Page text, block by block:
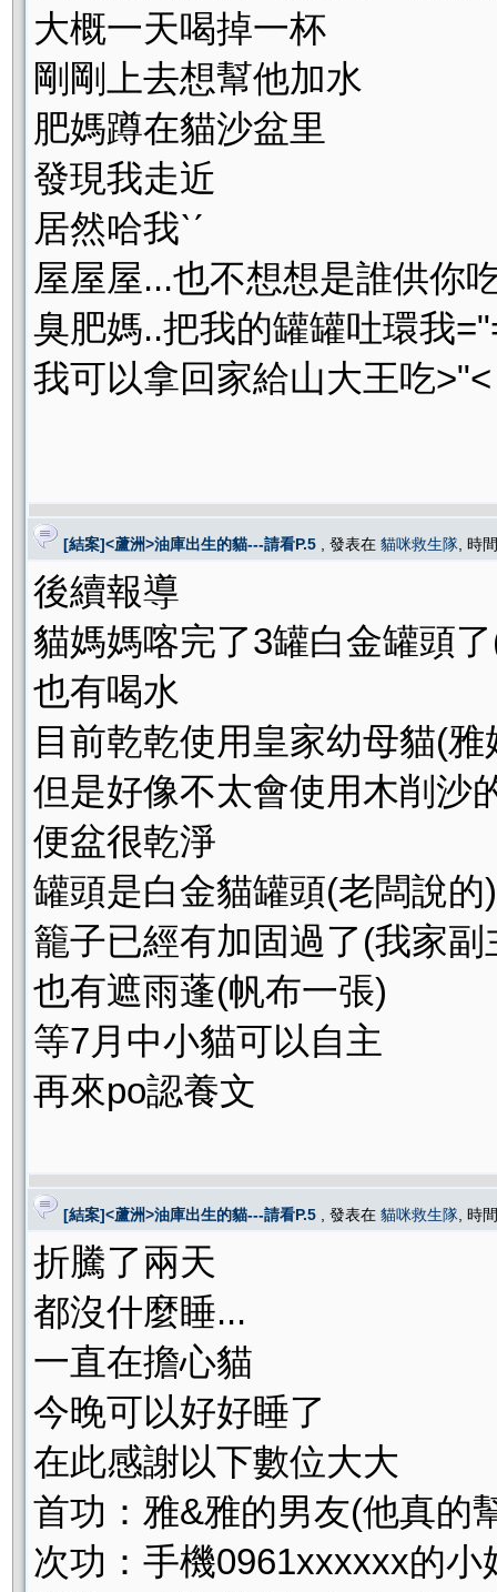
大概一天喝掉一杯
剛剛上去想幫他加水
肥媽蹲在貓沙盆里
發現我走近
居然哈我ˋˊ
屋屋屋...也不想想是誰供你
臭肥媽..把我的罐罐吐環我
我可以拿回家給山大王吃>"<
[結案]<蘆洲>油庫出生的貓---請看P.5 , 發表在 貓咪救生隊 , 時
後續報導
貓媽媽喀完了3罐白金罐頭
也有喝水
目前乾乾使用皇家幼母貓(雅
但是好像不太會使用木削沙
便盆很乾淨
罐頭是白金貓罐頭(老闆說的
籠子已經有加固過了(我家
也有遮雨蓬(帆布一張)
等7月中小貓可以自主
再來po認養文
[結案]<蘆洲>油庫出生的貓---請看P.5 , 發表在 貓咪救生隊 , 時
折騰了兩天
都沒什麼睡...
一直在擔心貓
今晚可以好好睡了
在此感謝以下數位大大
首功：雅&雅的男友(他真的
次功：手機0961xxxxxx的